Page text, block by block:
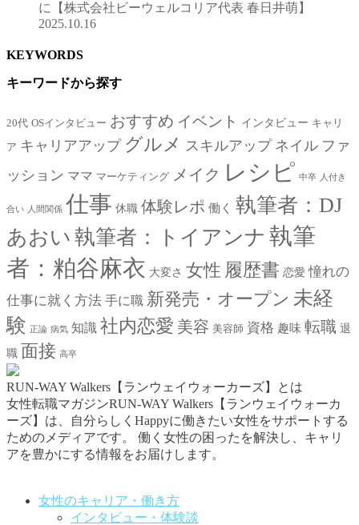
に【株式会社ビーウェルコリア代表 春日井萌】
2025.10.16
KEYWORDS
キーワードから探す
20代 OSインタビュー おすすめ イベント インタビュー キャリ
ア キャリアアップ グルメ スキルアップ ネイル ファ
ッション ママ マーケティング メイク レシピ 中卒 人付き
合い 人間関係 仕事 休職 体験レポ 働く 執筆者：DJ
あおい 執筆者：トイアンナ 執筆
者：粕谷麻衣 大変さ 女性 履歴書 恋愛 憧れの
仕事に就く方法 手に職 新発売・オープン 未経
験 正論 病気 知識 社内恋愛 美容 美容師 資格 趣味 転職 退
職 面接 高卒
RUN-WAY Walkers【ランウェイウォーカーズ】とは
女性転職マガジンRUN-WAY Walkers【ランウェイウォーカ
ーズ】は、自分らしくHappyに働きたい女性をサポートする
ためのメディアです。
働く女性の困ったを解決し、キャリ
アを豊かにする情報をお届けします。
女性のキャリア・働き方
インタビュー・体験談